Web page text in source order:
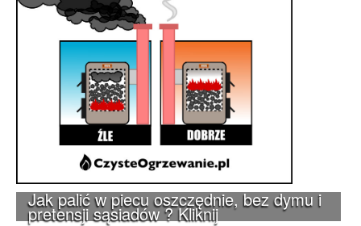
Jak palić w piecu oszczędnie, bez dymu i
pretensji sąsiadów ? Kliknij